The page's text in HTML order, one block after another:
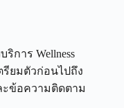
การ Wellness
รียมตัวก่อนไปถึง
ะข้อความติดตาม